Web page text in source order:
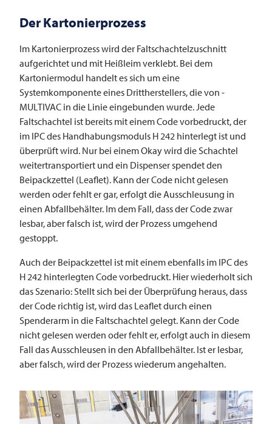
Der Kartonierprozess
Im Kartonierprozess wird der Faltschachtelzuschnitt
aufgerichtet und mit Heißleim verklebt. Bei dem
Kartoniermodul handelt es sich um eine
Systemkomponente eines Drittherstellers, die von ­­
MULTIVAC in die Linie eingebunden wurde. Jede
Faltschachtel ist bereits mit einem Code vorbedruckt, der
im IPC des Handhabungsmoduls H 242 hinterlegt ist und
überprüft wird. Nur bei einem Okay wird die Schachtel
weitertransportiert und ein Dispenser spendet den
Beipackzettel (Leaflet). Kann der Code nicht gelesen
werden oder fehlt er gar, erfolgt die Ausschleusung in
einen Abfallbehälter. Im dem Fall, dass der Code zwar
lesbar, aber falsch ist, wird der Prozess umgehend
gestoppt.
Auch der Beipackzettel ist mit einem ebenfalls im IPC des
H 242 hinterlegten Code vorbedruckt. Hier wiederholt sich
das Szenario: Stellt sich bei der Überprüfung heraus, dass
der Code richtig ist, wird das Leaflet durch einen
Spenderarm in die Faltschachtel gelegt. Kann der Code
nicht gelesen werden oder fehlt er, erfolgt auch in diesem
Fall das Ausschleusen in den Abfallbehälter. Ist er lesbar,
aber falsch, wird der Prozess wiederum angehalten.